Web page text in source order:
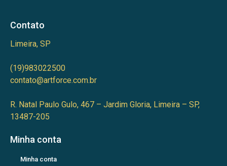
Contato
Limeira, SP
(19)983022500
contato@artforce.com.br
R. Natal Paulo Gulo, 467 – Jardim Gloria, Limeira – SP,
13487-205
Minha conta
Minha conta